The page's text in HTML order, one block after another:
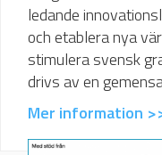
ledande
och etablera nya
stimulera svensk
drivs av en
Mer information